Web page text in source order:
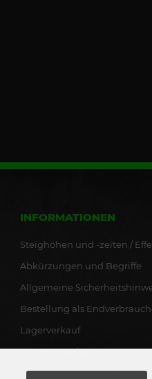
INFORMATIONEN
Steighöhen und -zeiten /
Abkürzungen und Begriffe
Allgemeine
Bestellung als
Lagerverkauf
Partner werden
Antrag auf